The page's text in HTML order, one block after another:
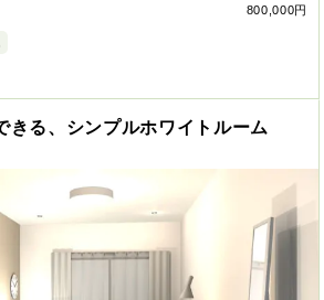
800,000円
きる、シンプルホワイトルーム